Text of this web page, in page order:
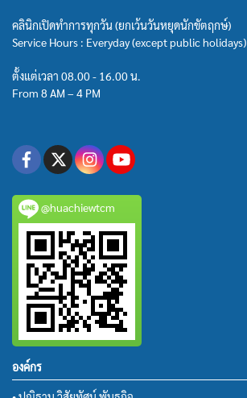
คลินิกเปิดทำการทุกวัน (ยกเว้นวันหยุดนักขัตฤกษ์)
Service Hours : Everyday (except public holidays)
ตั้งแต่เวลา 08.00 - 16.00 น.
From 8 AM – 4 PM
@huachiewtcm
องค์กร